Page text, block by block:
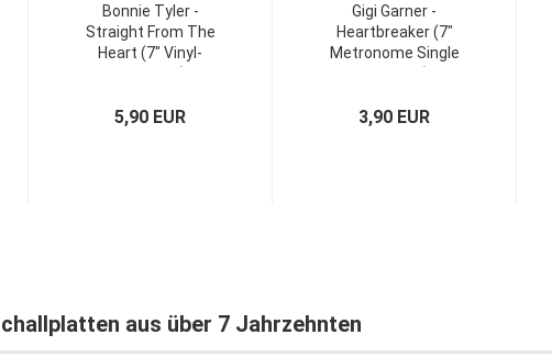
Bonnie Tyler -
Straight From The
Heart (7" Vinyl-
5,90 EUR
Gigi Garner -
Heartbreaker (7"
Metronome Single
3,90 EUR
aus über 7 Jahrzehnten